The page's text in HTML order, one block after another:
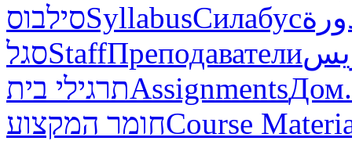
סילבוסSyllabusСилабус
סגלStaffПреподаватели
תרגילי ביתAssignmentsДом.
חומר המקצועCourse